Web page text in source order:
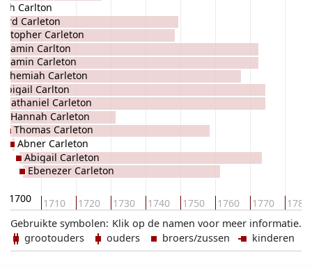
1700 1710 1720 1730 1740 1750 1760 1770 1780
Carlton
Carleton
Carleton
Carlton
Carleton
Carleton
Abigail Carlton
Nathaniel Carleton
Hannah Carleton
Thomas Carleton
Abner Carleton
Abigail Carleton
Ebenezer Carleton
Klik op de namen voor meer informatie.
Gebruikte symbolen:
grootouders
ouders broers/zussen kinderen